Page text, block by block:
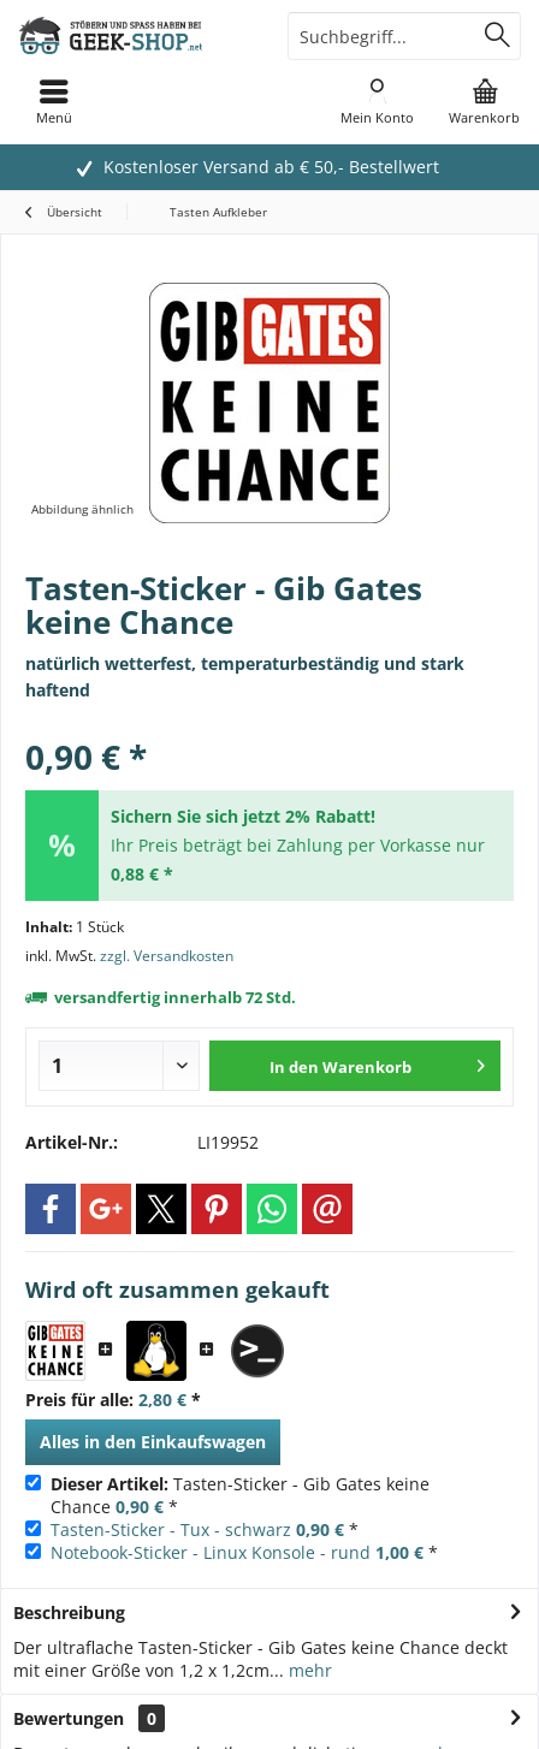
Kostenloser Versand ab € 50,- Bestellwert
Warenkorb
Mein Konto
Menü
Übersicht Tasten Aufkleber
Abbildung ähnlich
Tasten-Sticker - Gib Gates
keine Chance
natürlich wetterfest, temperaturbeständig und stark
haftend
0,90 € *
Sichern Sie sich jetzt 2% Rabatt!
Ihr Preis beträgt bei Zahlung per Vorkasse nur
0,88 € *
Inhalt: 1 Stück
inkl. MwSt.zzgl. Versandkosten
versandfertig innerhalb 72 Std.
In den Warenkorb
Artikel-Nr.: LI19952
Wird oft zusammen gekauft
Preis für alle: 2,80 € *
Alles in den Einkaufswagen
Dieser Artikel: Tasten-Sticker - Gib Gates keine
Chance 0,90 € *
Tasten-Sticker - Tux - schwarz 0,90 € *
Notebook-Sticker - Linux Konsole - rund 1,00 € *
Beschreibung
Der ultraflache Tasten-Sticker - Gib Gates keine Chance deckt
mit einer Größe von 1,2 x 1,2cm... mehr
Bewertungen
0